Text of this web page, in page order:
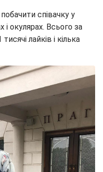
співачку у
окулярах. Всього за
лайків і кілька